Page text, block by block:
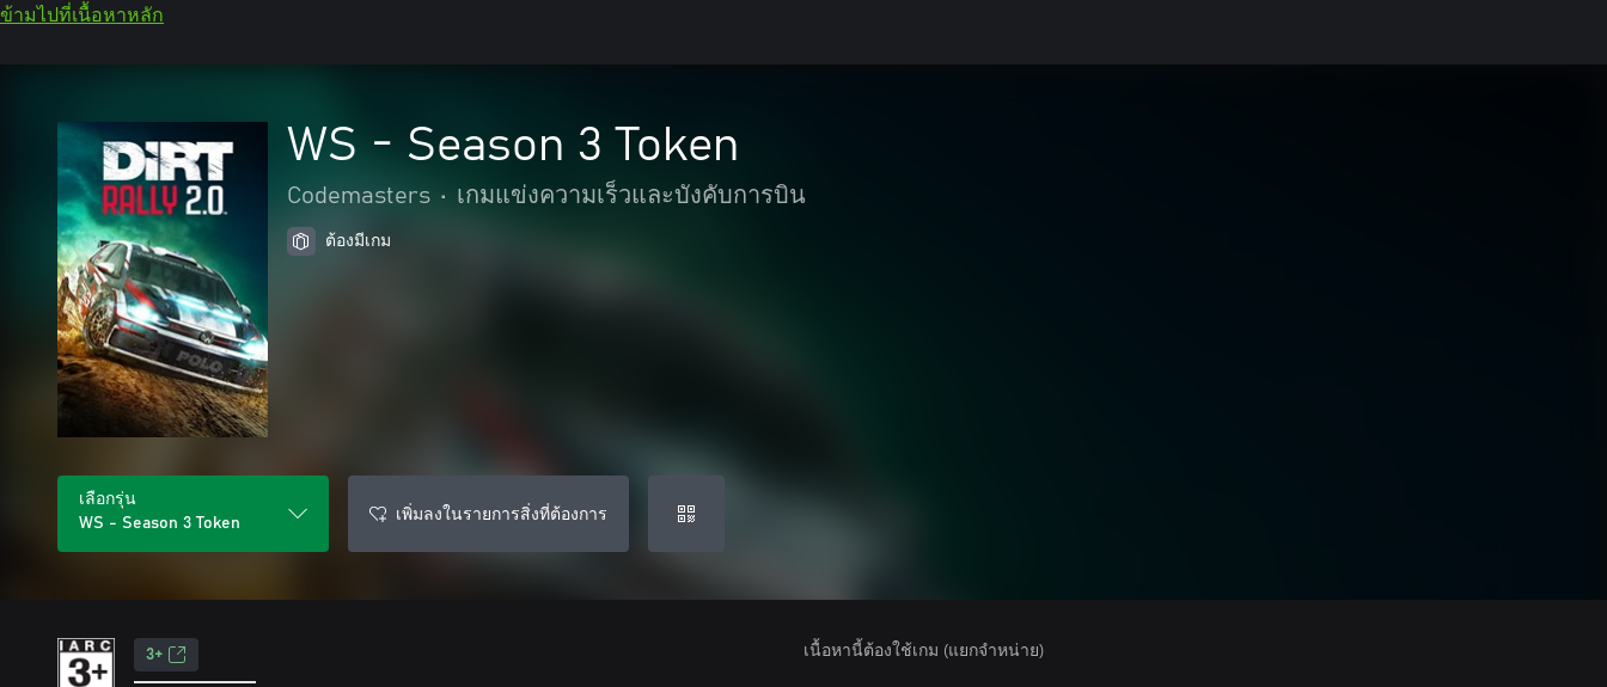
ข้ามไปที่เนื้อหาหลัก
WS - Season 3 Token
Codemasters • เกมแข่งความเร็วและบังคับการบิน
ต้องมีเกม
เลือกรุ่น
WS - Season 3 Token
เพิ่มลงในรายการสิ่งที่ต้องการ
3+ เนื้อหานี้ต้องใช้เกม (แยกจำหน่าย)